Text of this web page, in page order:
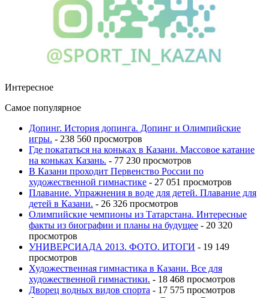
Интересное
Самое популярное
Допинг. История допинга. Допинг и Олимпийские
игры. - 238 560 просмотров
Где покататься на коньках в Казани. Массовое катание
на коньках Казань. - 77 230 просмотров
В Казани проходит Первенство России по
художественной гимнастике - 27 051 просмотров
Плавание. Упражнения в воде для детей. Плавание для
детей в Казани. - 26 326 просмотров
Олимпийские чемпионы из Татарстана. Интересные
факты из биографии и планы на будущее - 20 320
просмотров
УНИВЕРСИАДА 2013. ФОТО. ИТОГИ - 19 149
просмотров
Художественная гимнастика в Казани. Все для
художественной гимнастики. - 18 468 просмотров
Дворец водных видов спорта - 17 575 просмотров